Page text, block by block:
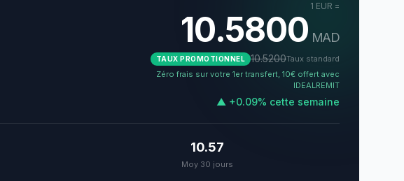
1 EUR =
10.5800 MAD
TAUX PROMOTIONNEL 10.5200Taux standard
Zéro frais sur votre 1er transfert, 10€ offert avec
IDEALREMIT
▲ +0.09% cette semaine
10.57
Moy 30 jours